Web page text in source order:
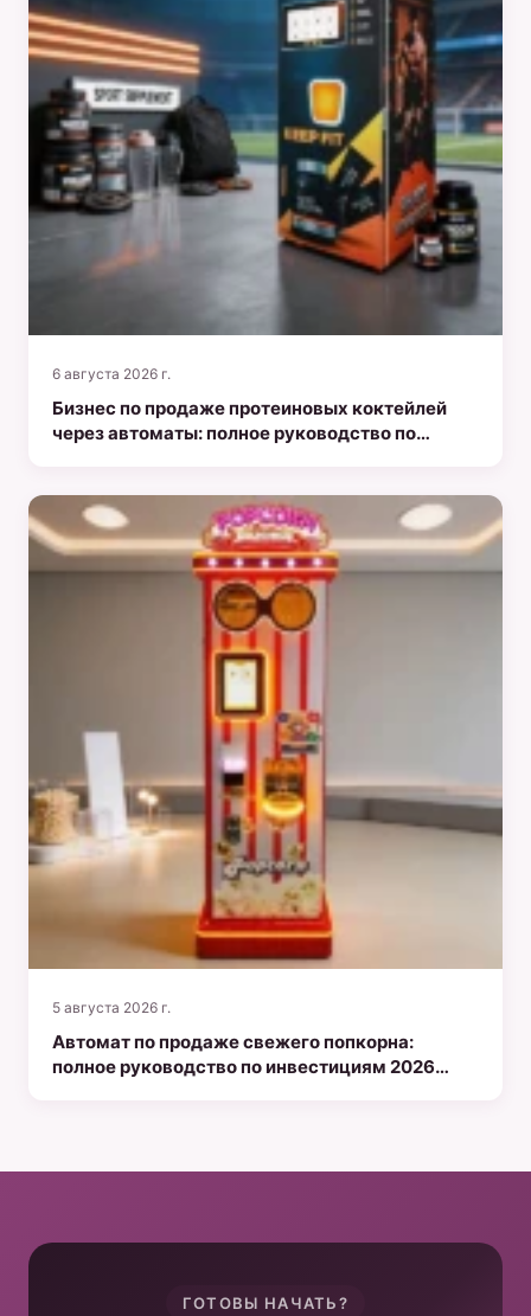
6 августа 2026 г.
Бизнес по продаже протеиновых коктейлей
через автоматы: полное руководство по
5 августа 2026 г.
Автомат по продаже свежего попкорна:
полное руководство по инвестициям 2026
ГОТОВЫ НАЧАТЬ?